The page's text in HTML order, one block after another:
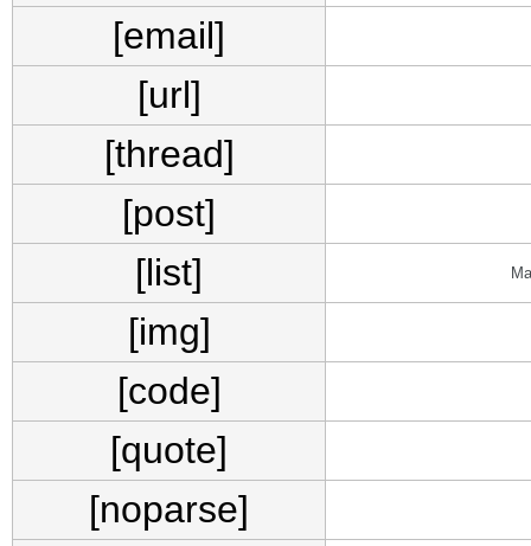
[email]
[url]
[thread]
[post]
[list]
[img]
[code]
[quote]
[noparse]